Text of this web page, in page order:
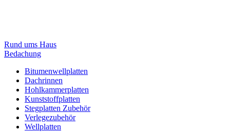
Rund ums Haus
Bedachung
Bitumenwellplatten
Dachrinnen
Hohlkammerplatten
Kunststoffplatten
Stegplatten Zubehör
Verlegezubehör
Wellplatten